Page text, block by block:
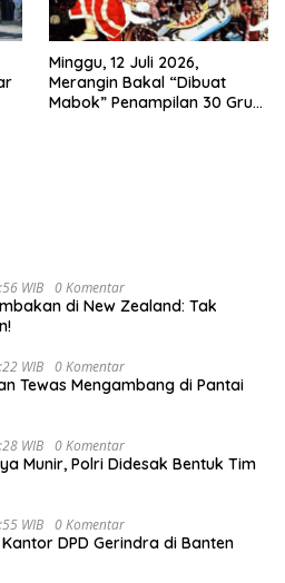
Minggu, 12 Juli 2026,
Merangin Bakal “Dibuat
Mabok” Penampilan 30 Grup
WIB 0 Komentar
di New Zealand: Tak
WIB 0 Komentar
Tewas Mengambang di Pantai
WIB 0 Komentar
Munir, Polri Didesak Bentuk Tim
WIB 0 Komentar
DPD Gerindra di Banten